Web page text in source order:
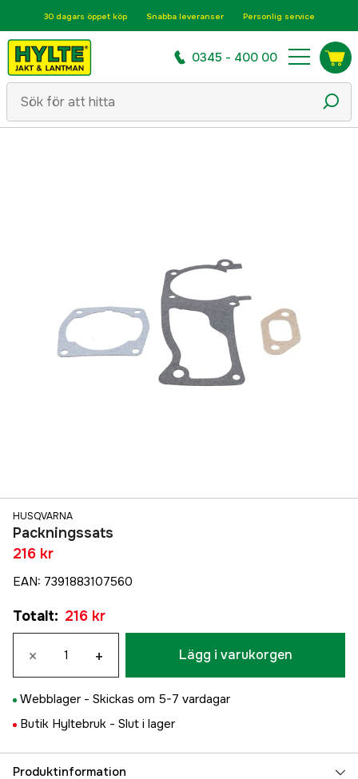
30 dagars öppet köp Snabba leveranser Personlig service
0345 - 400 00
HUSQVARNA
Packningssats
216 kr
EAN: 7391883107560
Totalt: 216 kr
× + Lägg i varukorgen
Webblager - Skickas om 5-7 vardagar
Butik Hyltebruk - Slut i lager
Produktinformation